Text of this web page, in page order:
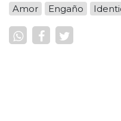
Amor Engaño